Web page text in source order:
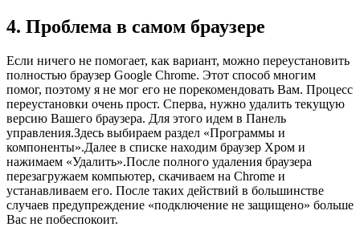
4. Проблема в самом браузере
Если ничего не помогает, как вариант, можно переустановить
полностью браузер Google Chrome. Этот способ многим
помог, поэтому я не мог его не порекомендовать Вам. Процесс
переустановки очень прост. Сперва, нужно удалить текущую
версию Вашего браузера. Для этого идем в Панель
управления.Здесь выбираем раздел «Программы и
компоненты».Далее в списке находим браузер Хром и
нажимаем «Удалить».После полного удаления браузера
перезагружаем компьютер, скачиваем на Chrome и
устанавливаем его. После таких действий в большинстве
случаев предупреждение «подключение не защищено» больше
Вас не побеспокоит.